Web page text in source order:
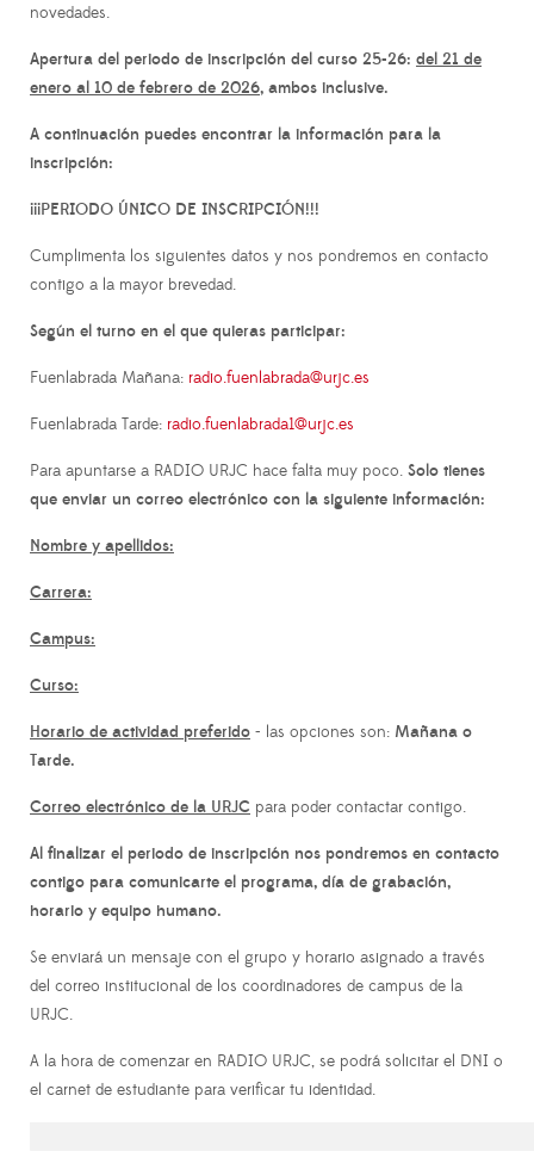
novedades.
Apertura del periodo de inscripción del curso 25-26: del 21 de
enero al 10 de febrero de 2026, ambos inclusive.
A continuación puedes encontrar la información para la
inscripción:
¡¡¡PERIODO ÚNICO DE INSCRIPCIÓN!!!
Cumplimenta los siguientes datos y nos pondremos en contacto
contigo a la mayor brevedad.
Según el turno en el que quieras participar:
Fuenlabrada Mañana: radio.fuenlabrada@urjc.es
Fuenlabrada Tarde: radio.fuenlabrada1@urjc.es
Para apuntarse a RADIO URJC hace falta muy poco. Solo tienes
que enviar un correo electrónico con la siguiente información:
Nombre y apellidos:
Carrera:
Campus:
Curso:
Horario de actividad preferido - las opciones son: Mañana o
Tarde.
Correo electrónico de la URJC para poder contactar contigo.
Al finalizar el periodo de inscripción nos pondremos en contacto
contigo para comunicarte el programa, día de grabación,
horario y equipo humano.
Se enviará un mensaje con el grupo y horario asignado a través
del correo institucional de los coordinadores de campus de la
URJC.
A la hora de comenzar en RADIO URJC, se podrá solicitar el DNI o
el carnet de estudiante para verificar tu identidad.